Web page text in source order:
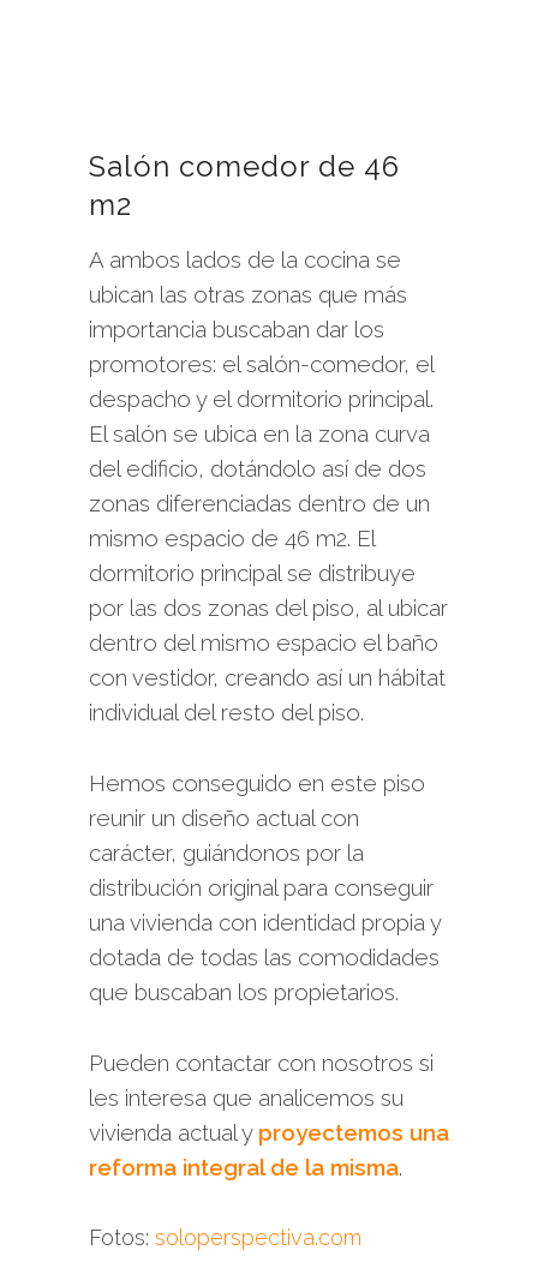
Salón comedor de 46
m2
A ambos lados de la cocina se
ubican las otras zonas que más
importancia buscaban dar los
promotores: el salón-comedor, el
despacho y el dormitorio principal.
El salón se ubica en la zona curva
del edificio, dotándolo así de dos
zonas diferenciadas dentro de un
mismo espacio de 46 m2. El
dormitorio principal se distribuye
por las dos zonas del piso, al ubicar
dentro del mismo espacio el baño
con vestidor, creando así un hábitat
individual del resto del piso.
Hemos conseguido en este piso
reunir un diseño actual con
carácter, guiándonos por la
distribución original para conseguir
una vivienda con identidad propia y
dotada de todas las comodidades
que buscaban los propietarios.
Pueden contactar con nosotros si
les interesa que analicemos su
vivienda actual y proyectemos una
reforma integral de la misma.
Fotos: soloperspectiva.com